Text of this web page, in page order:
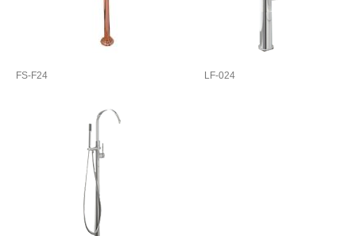
FS-F24 LF-024